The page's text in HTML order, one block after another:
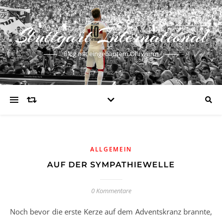
Stuttgart International
Blog mit eingebautem Ohrwurm
ALLGEMEIN
AUF DER SYMPATHIEWELLE
0 Kommentare
Noch bevor die erste Kerze auf dem Adventskranz brannte,